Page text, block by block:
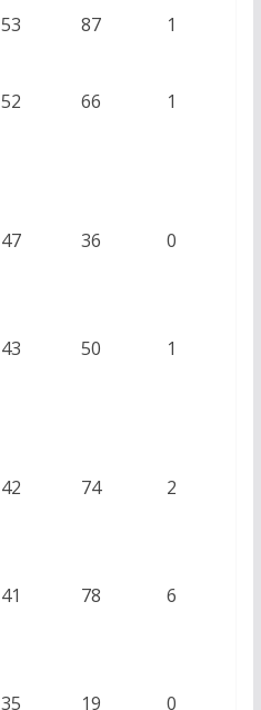
53 87 1
52 66 1
47 36 0
43 50 1
42 74 2
41 78 6
35 19 0